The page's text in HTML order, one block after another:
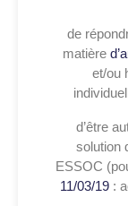
de
matière
et/ou
d’être
solution
ESSOC
11/03/19 :